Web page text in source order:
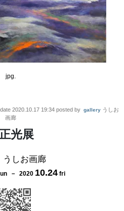
jpg.
2020.10.17 19:34posted by gallery うしお
画廊
光展
うしお画廊
－ 2020 10.24 fri